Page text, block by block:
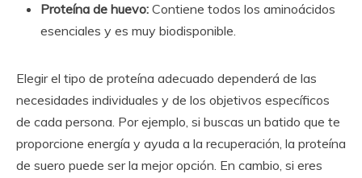
Proteína de huevo: Contiene todos los aminoácidos
esenciales y es muy biodisponible.
Elegir el tipo de proteína adecuado dependerá de las
necesidades individuales y de los objetivos específicos
de cada persona. Por ejemplo, si buscas un batido que te
proporcione energía y ayuda a la recuperación, la proteína
de suero puede ser la mejor opción. En cambio, si eres